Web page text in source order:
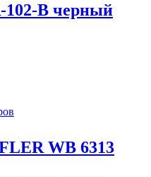
B черный
WB 6313